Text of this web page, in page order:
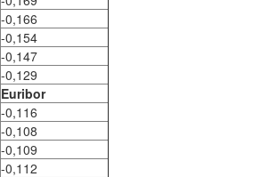
-0,166
-0,154
-0,147
-0,129
Euribor
-0,116
-0,108
-0,109
-0,112